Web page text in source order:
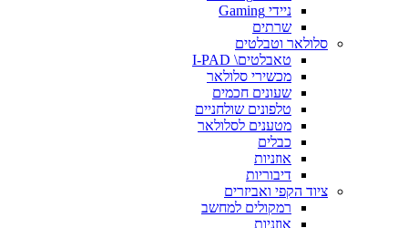
ניידי Gaming
שרתים
סלולאר וטבלטים
טאבלטים\ I-PAD
מכשירי סלולאר
שעונים חכמים
טלפונים שולחניים
מטענים לסלולאר
כבלים
אוזניות
דיבוריות
ציוד הקפי ואביזרים
רמקולים למחשב
אוזניות